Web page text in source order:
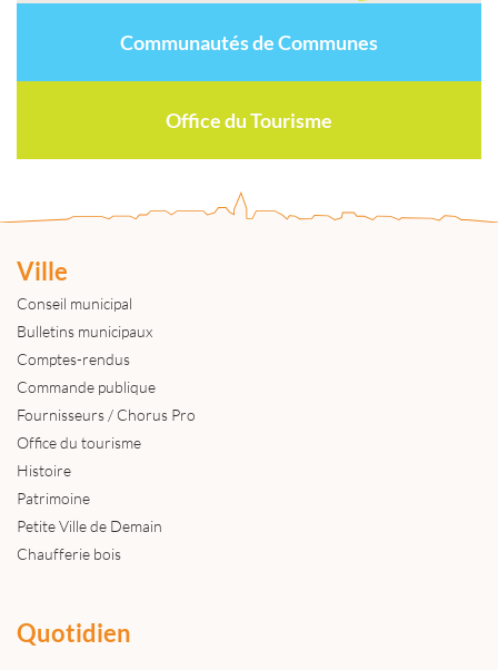
Communautés de Communes
Office du Tourisme
Ville
Conseil municipal
Bulletins municipaux
Comptes-rendus
Commande publique
Fournisseurs / Chorus Pro
Office du tourisme
Histoire
Patrimoine
Petite Ville de Demain
Chaufferie bois
Quotidien